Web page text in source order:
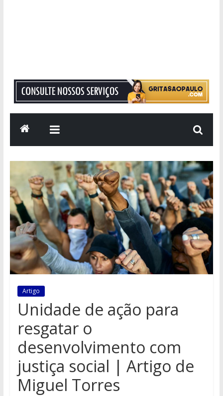
Grita
São
Paulo
Informação
com
Responsabilidade
Artigo
Unidade de ação para
resgatar o
desenvolvimento com
justiça social | Artigo de
Miguel Torres